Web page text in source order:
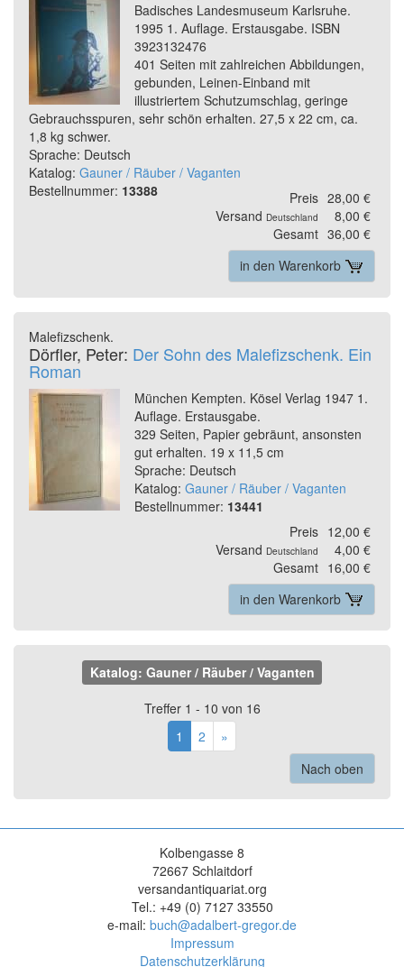
Badisches Landesmuseum Karlsruhe.
1995 1. Auflage. Erstausgabe. ISBN
3923132476
401 Seiten mit zahlreichen Abbildungen,
gebunden, Leinen-Einband mit
illustriertem Schutzumschlag, geringe
Gebrauchsspuren, sehr schön erhalten. 27,5 x 22 cm, ca.
1,8 kg schwer.
Sprache: Deutsch
Katalog: Gauner / Räuber / Vaganten
Bestellnummer: 13388 Preis 28,00 €
Versand Deutschland
8,00 €
Gesamt 36,00 €
in den Warenkorb
Malefizschenk.
Dörfler, Peter: Der Sohn des Malefizschenk. Ein
Roman
München Kempten. Kösel Verlag 1947 1.
Auflage. Erstausgabe.
329 Seiten, Papier gebräunt, ansonsten
gut erhalten. 19 x 11,5 cm
Sprache: Deutsch
Katalog: Gauner / Räuber / Vaganten
Bestellnummer: 13441
Preis 12,00 €
Versand Deutschland
4,00 €
Gesamt 16,00 €
in den Warenkorb
Katalog: Gauner / Räuber / Vaganten
Treffer 1 - 10 von 16
1
2
»
Nach oben
Kolbengasse 8
72667 Schlaitdorf
versandantiquariat.org
Tel.: +49 (0) 7127 33550
e-mail: buch@adalbert-gregor.de
Impressum
Datenschutzerklärung